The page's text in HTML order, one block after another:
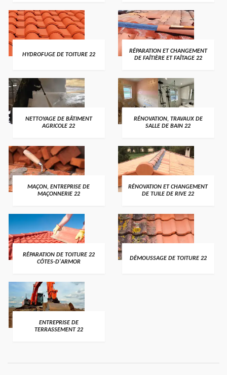
HYDROFUGE DE TOITURE 22
RÉPARATION ET CHANGEMENT
DE FAÎTIÈRE ET FAÎTAGE 22
NETTOYAGE DE BÂTIMENT
AGRICOLE 22
RÉNOVATION, TRAVAUX DE
SALLE DE BAIN 22
MAÇON, ENTREPRISE DE
MAÇONNERIE 22
RÉNOVATION ET CHANGEMENT
DE TUILE DE RIVE 22
RÉPARATION DE TOITURE 22
CÔTES-D'ARMOR
DÉMOUSSAGE DE TOITURE 22
ENTREPRISE DE
TERRASSEMENT 22